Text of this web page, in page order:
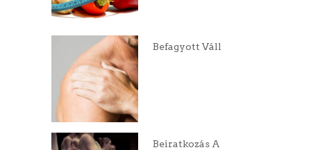
Befagyott Váll
Beiratkozás A